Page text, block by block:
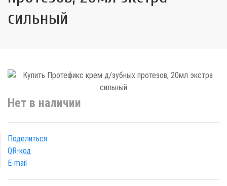
сильный
Нет в наличии
Поделиться
QR-код
E-mail